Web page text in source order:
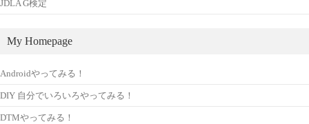
JDLA G検定
My Homepage
Androidやってみる！
DIY 自分でいろいろやってみる！
DTMやってみる！